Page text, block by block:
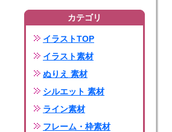
カテゴリ
イラストTOP
イラスト素材
ぬりえ 素材
シルエット 素材
ライン素材
フレーム・枠素材